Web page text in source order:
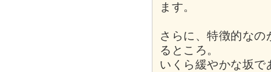
ます。
さらに、特徴的な
るところ。
いくら緩やかな坂で